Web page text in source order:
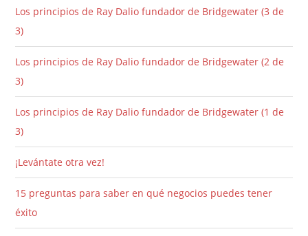
Los principios de Ray Dalio fundador de Bridgewater (3 de
3)
Los principios de Ray Dalio fundador de Bridgewater (2 de
3)
Los principios de Ray Dalio fundador de Bridgewater (1 de
3)
¡Levántate otra vez!
15 preguntas para saber en qué negocios puedes tener
éxito